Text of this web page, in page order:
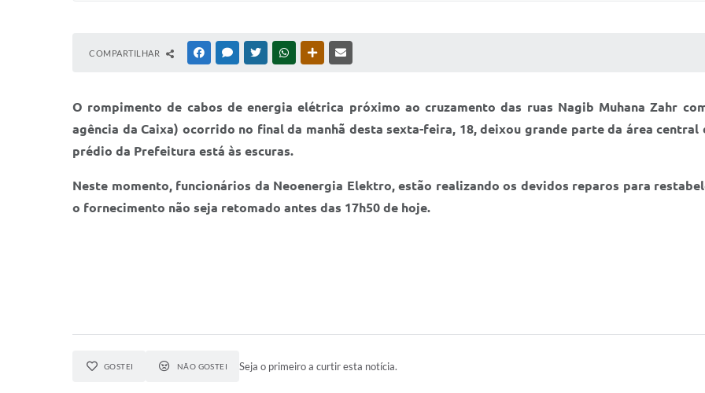
COMPARTILHAR FACEBOOKMESSENGER
TWITTERWHATSAPPOUTRAS MÍDIAS
O rompimento de cabos de energia elétrica próximo ao cruzamento das ruas Nagib Muhana Zahr
agência da Caixa) ocorrido no final da manhã desta sexta-feira, 18, deixou grande parte da área
prédio da Prefeitura está às escuras.
Neste momento, funcionários da Neoenergia Elektro, estão realizando os devidos reparos para
o fornecimento não seja retomado antes das 17h50 de hoje.
GOSTEI NÃO GOSTEI Seja o primeiro a curtir esta notícia.